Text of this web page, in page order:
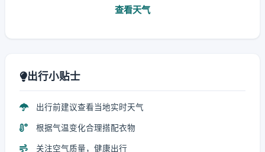
查看天气
出行小贴士
出行前建议查看当地实时天气
根据气温变化合理搭配衣物
关注空气质量，健康出行